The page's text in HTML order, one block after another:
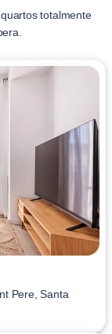
totalmente
Pere, Santa